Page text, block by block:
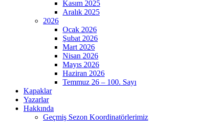
Kasım 2025
Aralık 2025
2026
Ocak 2026
Şubat 2026
Mart 2026
Nisan 2026
Mayıs 2026
Haziran 2026
Temmuz 26 – 100. Sayı
Kapaklar
Yazarlar
Hakkında
Geçmiş Sezon Koordinatörlerimiz